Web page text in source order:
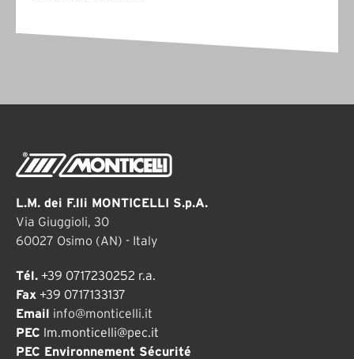
L.M. dei F.lli MONTICELLI S.p.A.
Via Giuggioli, 30
60027 Osimo (AN) - Italy
Tél. +39 0717230252 r.a.
Fax +39 0717133137
Email info@monticelli.it
PEC lm.monticelli@pec.it
PEC Environnement Sécurité